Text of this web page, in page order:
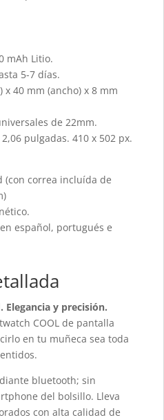
mAh Litio.
5-7 días.
40 mm (ancho) x 8 mm
de 22mm.
2,06 pulgadas. 410 x 502 px.
(con correa incluída de
español, portugués e
Elegancia y precisión.
COOL de pantalla
en tu muñeca sea toda
bluetooth; sin
del bolsillo. Lleva
con alta calidad de